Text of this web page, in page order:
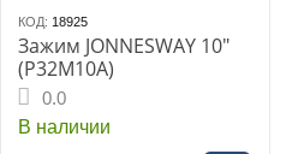
КОД: 18925
Зажим JONNESWAY 10"
(P32M10A)
0.0
В наличии